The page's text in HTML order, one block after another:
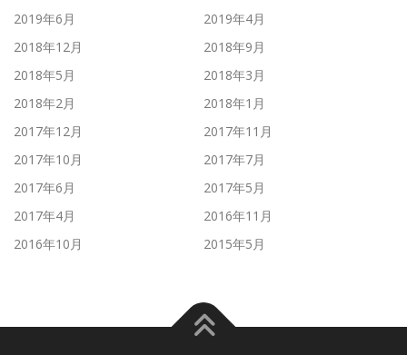
2019年6月
2019年4月
2018年12月
2018年9月
2018年5月
2018年3月
2018年2月
2018年1月
2017年12月
2017年11月
2017年10月
2017年7月
2017年6月
2017年5月
2017年4月
2016年11月
2016年10月
2015年5月